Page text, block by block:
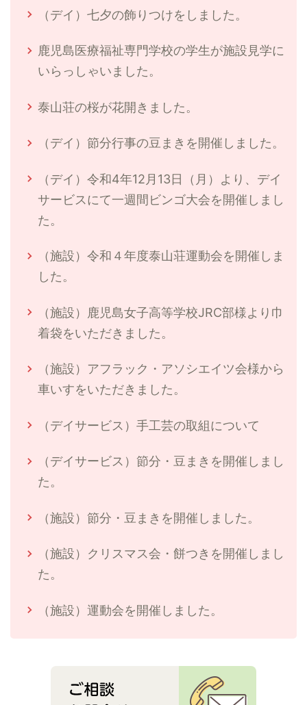
（デイ）七夕の飾りつけをしました。
鹿児島医療福祉専門学校の学生が施設見学に
いらっしゃいました。
泰山荘の桜が花開きました。
（デイ）節分行事の豆まきを開催しました。
（デイ）令和4年12月13日（月）より、デイ
サービスにて一週間ビンゴ大会を開催しまし
た。
（施設）令和４年度泰山荘運動会を開催しま
した。
（施設）鹿児島女子高等学校JRC部様より巾
着袋をいただきました。
（施設）アフラック・アソシエイツ会様から
車いすをいただきました。
（デイサービス）手工芸の取組について
（デイサービス）節分・豆まきを開催しまし
た。
（施設）節分・豆まきを開催しました。
（施設）クリスマス会・餅つきを開催しまし
た。
（施設）運動会を開催しました。